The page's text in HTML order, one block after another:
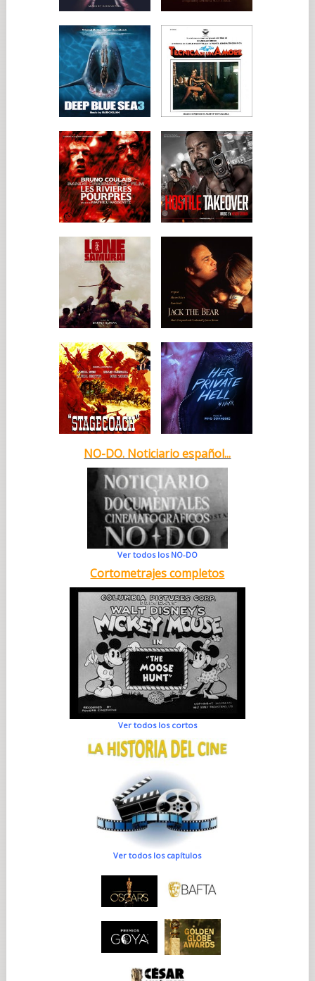
NO-DO. Noticiario español...
Ver todos los NO-DO
Cortometrajes completos
Ver todos los cortos
Ver todos los capítulos